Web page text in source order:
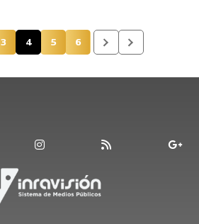
Página
3 Página actual
4 Página
5 Página
6